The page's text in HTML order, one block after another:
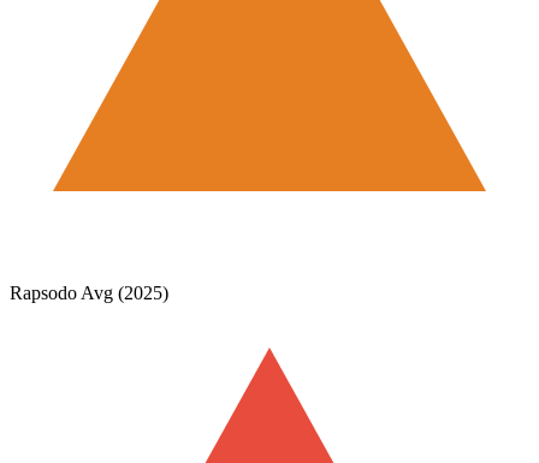
Rapsodo Avg (2025)